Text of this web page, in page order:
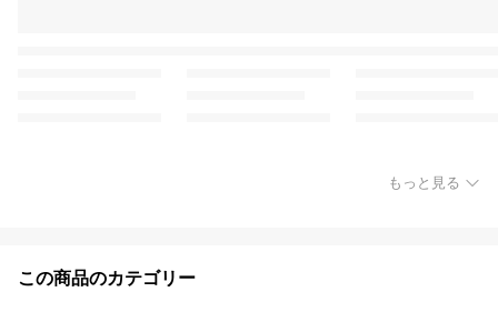
もっと見る
この商品のカテゴリー